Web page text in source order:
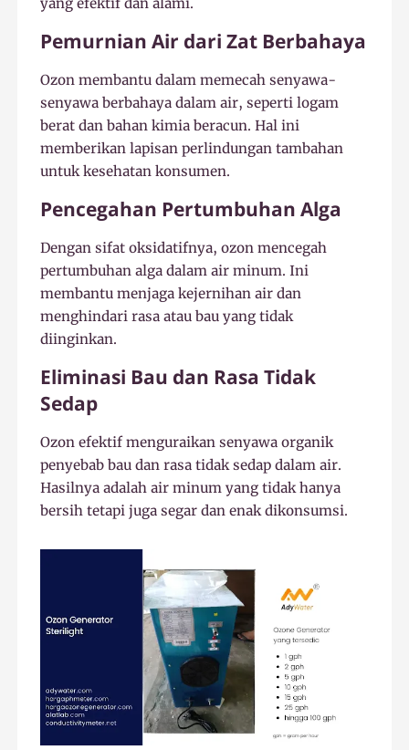
Pemurnian Air dari Zat Berbahaya
Ozon membantu dalam memecah senyawa-
senyawa berbahaya dalam air, seperti logam
berat dan bahan kimia beracun. Hal ini
memberikan lapisan perlindungan tambahan
untuk kesehatan konsumen.
Pencegahan Pertumbuhan Alga
Dengan sifat oksidatifnya, ozon mencegah
pertumbuhan alga dalam air minum. Ini
membantu menjaga kejernihan air dan
menghindari rasa atau bau yang tidak
diinginkan.
Eliminasi Bau dan Rasa Tidak
Sedap
Ozon efektif menguraikan senyawa organik
penyebab bau dan rasa tidak sedap dalam air.
Hasilnya adalah air minum yang tidak hanya
bersih tetapi juga segar dan enak dikonsumsi.